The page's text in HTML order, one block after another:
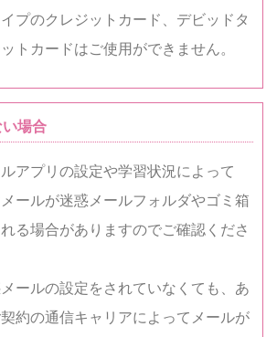
プのクレジットカード、デビッドタ
トカードはご使用ができません。
場合
アプリの設定や学習状況によって
ールが迷惑メールフォルダやゴミ箱
る場合がありますのでご確認くださ
ールの設定をされていなくても、あ
約の通信キャリアによってメールが